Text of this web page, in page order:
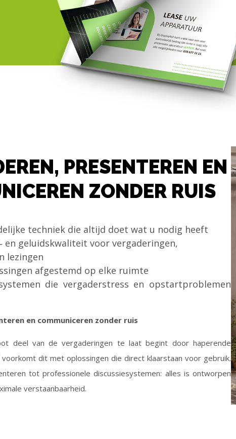
PRESENTEREN EN
ZONDER RUIS
techniek die altijd doet wat u nodig heeft
en geluidskwaliteit voor vergaderingen,
lezingen
afgestemd op elke ruimte
die vergaderstress en opstartproblemen
en communiceren zonder ruis
deel van de vergaderingen te laat begint door haperende
voorkomt dit met oplossingen die direct klaarstaan voor gebruik.
tot professionele discussiesystemen: alles is ontworpen
verstaanbaarheid.